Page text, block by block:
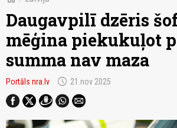
Daugavpilī dzēris
mēģina piekukuļot
summa nav maza
Portāls nra.lv schedule 21.nov 2025